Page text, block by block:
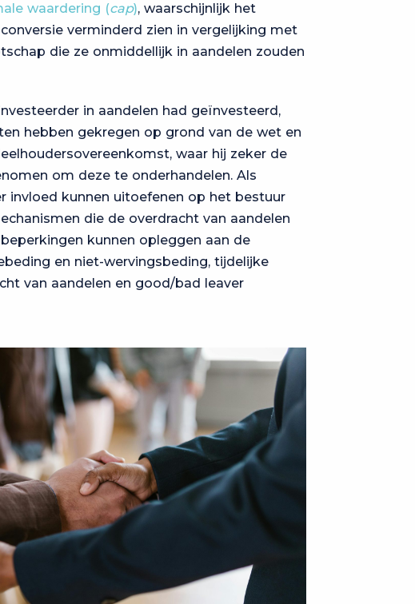
waardering (cap), waarschijnlijk het
verminderd zien in vergelijking met
die ze onmiddellijk in aandelen zouden
in aandelen had geïnvesteerd,
hebben gekregen op grond van de wet en
waar hij zeker de
om deze te onderhandelen. Als
invloed kunnen uitoefenen op het bestuur
die de overdracht van aandelen
kunnen opleggen aan de
en niet-wervingsbeding, tijdelijke
van aandelen en good/bad leaver